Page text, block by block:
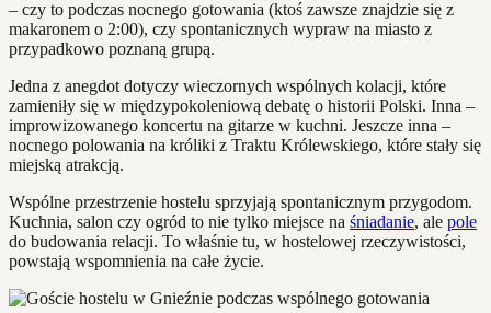
– czy to podczas nocnego gotowania (ktoś zawsze znajdzie się z
makaronem o 2:00), czy spontanicznych wypraw na miasto z
przypadkowo poznaną grupą.
Jedna z anegdot dotyczy wieczornych wspólnych kolacji, które
zamieniły się w międzypokoleniową debatę o historii Polski. Inna –
improwizowanego koncertu na gitarze w kuchni. Jeszcze inna –
nocnego polowania na króliki z Traktu Królewskiego, które stały się
miejską atrakcją.
Wspólne przestrzenie hostelu sprzyjają spontanicznym przygodom.
Kuchnia, salon czy ogród to nie tylko miejsce na śniadanie, ale pole
do budowania relacji. To właśnie tu, w hostelowej rzeczywistości,
powstają wspomnienia na całe życie.